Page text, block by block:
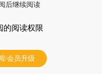
后继续阅读
的阅读权限
/会员升级